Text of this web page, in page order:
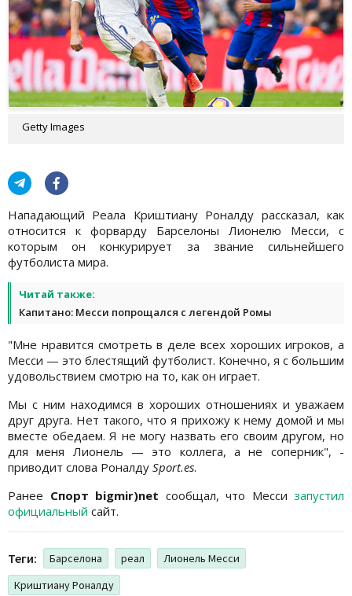
Getty Images
Нападающий Реала Криштиану Роналду рассказал, как
относится к форварду Барселоны Лионелю Месси, с
которым он конкурирует за звание сильнейшего
футболиста мира.
Читай также:
Капитано: Месси попрощался с легендой Ромы
"Мне нравится смотреть в деле всех хороших игроков, а
Месси — это блестящий футболист. Конечно, я с большим
удовольствием смотрю на то, как он играет.
Мы с ним находимся в хороших отношениях и уважаем
друг друга. Нет такого, что я прихожу к нему домой и мы
вместе обедаем. Я не могу назвать его своим другом, но
для меня Лионель — это коллега, а не соперник", -
приводит слова Роналду Sport.es.
Ранее Спорт bigmir)net сообщал, что Месси запустил
официальный сайт.
Теги: Барселона реал
Лионель Месси
Криштиану Роналду